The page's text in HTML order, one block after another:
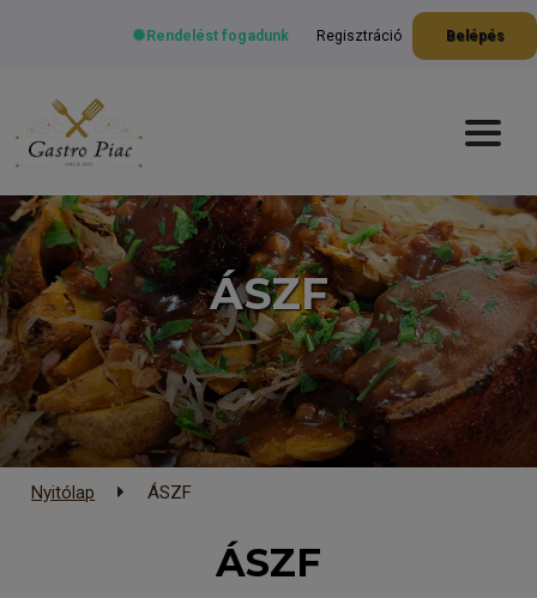
Rendelést fogadunk Regisztráció Belépés
ÁSZF
Nyitólap ÁSZF
ÁSZF